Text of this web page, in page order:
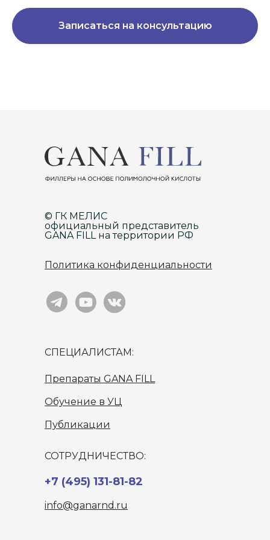
Записаться на консультацию
© ГК МЕЛИС
официальный представитель
GANA FILL на территории РФ
СПЕЦИАЛИСТАМ:
Публикации
Обучение в УЦ
Политика конфиденциальности
Препараты GANA FILL
info@ganarnd.ru
+7 (495) 131-81-82
СОТРУДНИЧЕСТВО: